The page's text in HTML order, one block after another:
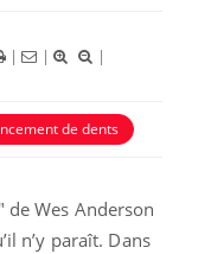
| |
|
de dents
de Wes Anderson
n’y paraît. Dans